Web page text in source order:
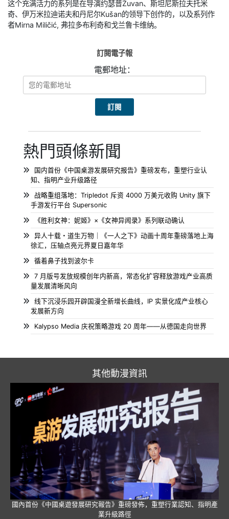
这个充满活力的系列是在导演约瑟普Žuvan、斯坦尼斯拉夫托米
奇、伊万米拉迪诺夫和丹尼尔Kušan的领导下创作的，以及系列作
者Mirna Miličić, 弗拉多布利奇和戈兰鲁卡维纳。
訂閱電子報
電郵地址：
熱門頭條新聞
国内首份《中国桌游发展研究报告》重磅发布，重塑行业认
知、指明产业升级路径
战略重组落地：Tripledot 斥资 4000 万美元收购 Unity 旗下
手游发行平台 Supersonic
《胜利女神：妮姬》×《女神异闻录》系列联动确认
异人十载・道生万物｜《一人之下》动画十周年重磅落地上海
徐汇，压轴点亮元界夏日嘉年华
循着鼻子找到波尔卡
7 月版号发放规模创年内新高，常态化扩容释放游戏产业高质
量发展清晰风向
线下沉浸乐园开辟国漫全新增长曲线，IP 实景化成产业核心
发展新方向
Kalypso Media 庆祝策略游戏 20 周年——从德国走向世界
其他動漫資訊
國內首份《中國桌遊發展研究報告》重磅發佈，重塑行業認知、指明產
業升級路徑